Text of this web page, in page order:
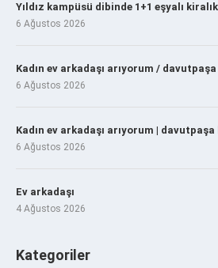
Yıldız kampüsü dibinde 1+1 eşyalı
6 Ağustos 2026
Kadın ev arkadaşı arıyorum / davutpaşa
6 Ağustos 2026
Kadın ev arkadaşı arıyorum | davutpaşa
6 Ağustos 2026
Ev arkadaşı
4 Ağustos 2026
Kategoriler